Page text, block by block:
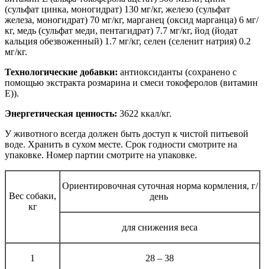
(сульфат цинка, моногидрат) 130 мг/кг, железо (сульфат
железа, моногидрат) 70 мг/кг, марганец (оксид марганца) 6 мг/
кг, медь (сульфат меди, пентагидрат) 7.7 мг/кг, йод (йодат
кальция обезвоженный) 1.7 мг/кг, селен (селенит натрия) 0.2
мг/кг.
Технологические добавки: антиоксиданты (сохранено с
помощью экстракта розмарина и смеси токоферолов (витамин
Е)).
Энергетическая ценность: 3622 ккал/кг.
У животного всегда должен быть доступ к чистой питьевой
воде. Хранить в сухом месте. Срок годности смотрите на
упаковке. Номер партии смотрите на упаковке.
Вес собаки,
кг
Ориентировочная суточная норма кормления, г/
день
для снижения веса
1 28 – 38